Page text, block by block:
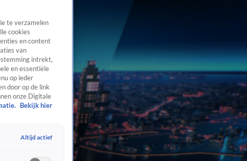
te verzamelen
cookies
en content
van
intrekt,
en essentiële
op ieder
door op de link
onze Digitale
Bekijk hier
Altijd actief